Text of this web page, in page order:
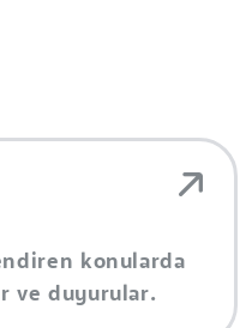
konularda
ve duyurular.